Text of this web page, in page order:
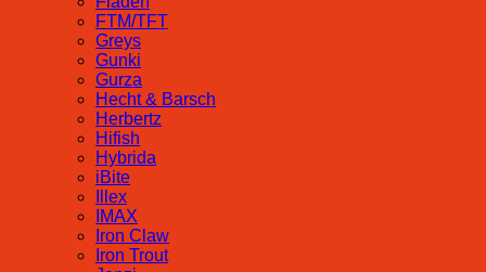
FTM/TFT
Greys
Gunki
Gurza
Hecht & Barsch
Herbertz
Hifish
Hybrida
iBite
Illex
IMAX
Iron Claw
Iron Trout